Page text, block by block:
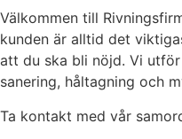
Välkommen till
kunden är alltid det
att du ska bli nöjd. Vi
sanering, håltagning och
Ta kontakt med vår